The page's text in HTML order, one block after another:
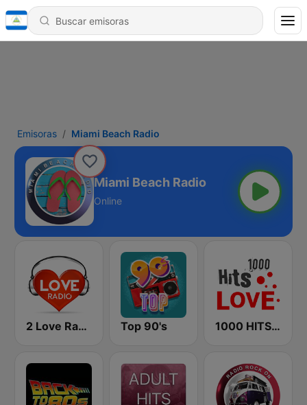
Emisoras Miami Beach Radio
Miami Beach Radio
Online
2 Love Radio Top 90's 1000 HITS Love